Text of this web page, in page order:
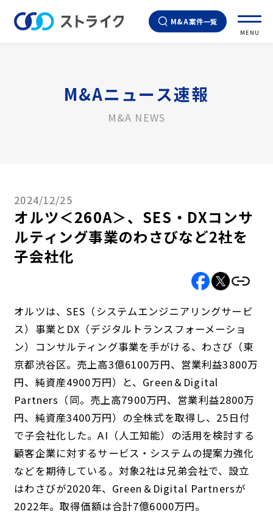
M&A案件一覧
MENU
M&Aニュース速報
M&A NEWS
2024/12/25
オルツ＜260A＞、SES・DXコンサ
ルティング事業のわさびなど2社を
子会社化
オルツは、SES（システムエンジニアリングサービ
ス）事業とDX（デジタルトランスフォーメーショ
ン）コンサルティング事業を手がける、わさび（東
京都渋谷区。売上高3億6100万円、営業利益3800万
円、純資産4900万円）と、Green＆Digital
Partners（同。売上高7900万円、営業利益2800万
円、純資産3400万円）の全株式を取得し、25日付
で子会社化した。AI（人工知能）の活用を検討する
顧客企業に対するサービス・システムの提案力強化
などを期待している。対象2社は兄弟会社で、設立
はわさびが2020年、Green＆Digital Partnersが
2022年。取得価額は合計7億6000万円。